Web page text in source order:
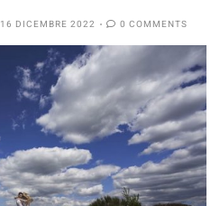
16 DICEMBRE 2022 0 COMMENTS